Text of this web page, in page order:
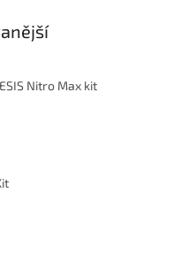
Nitro Max kit